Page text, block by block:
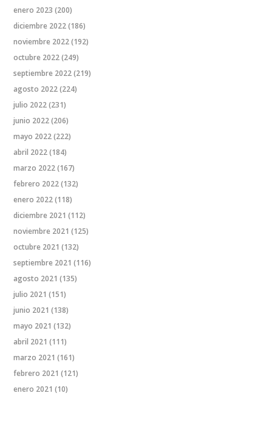
enero 2023 (200)
diciembre 2022(186)
noviembre 2022(192)
octubre 2022(249)
septiembre 2022(219)
agosto 2022(224)
julio 2022(231)
junio 2022(206)
mayo 2022(222)
abril 2022(184)
marzo 2022(167)
febrero 2022(132)
enero 2022(118)
diciembre 2021 (112)
noviembre 2021 (125)
octubre 2021 (132)
septiembre 2021 (116)
agosto 2021 (135)
julio 2021 (151)
junio 2021 (138)
mayo 2021 (132)
abril 2021 (111)
marzo 2021 (161)
febrero 2021 (121)
enero 2021 (10)